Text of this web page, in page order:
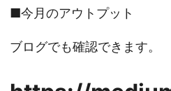
■今月のアウトプット
ブログでも確認できます。